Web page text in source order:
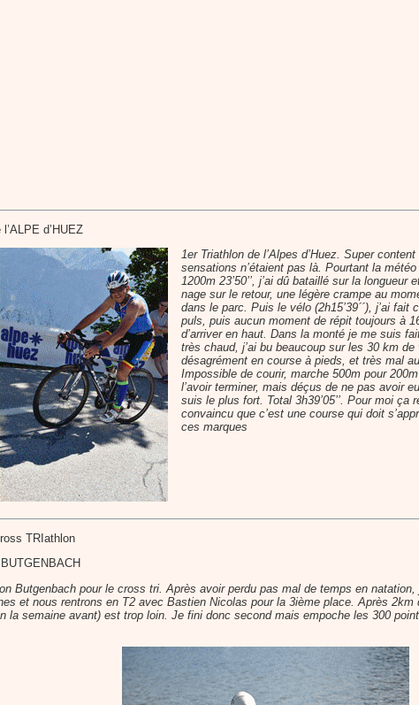
d’HUEZ
1er Triathlon de l’Alpes d’Huez. Super
sensations n’étaient pas là. Pourtant la
1200m 23’50’’, j’ai dû bataillé sur la
nage sur le retour, une légère crampe au
dans le parc. Puis le vélo (2h15’39´´), j’ai
puls, puis aucun moment de répit toujours à
d’arriver en haut. Dans la monté je me suis
très chaud, j’ai bu beaucoup sur les 30 km
désagrément en course à pieds, et très mal
Impossible de courir, marche 500m pour
l’avoir terminer, mais déçus de ne pas avoir
suis le plus fort. Total 3h39’05’’. Pour moi
convaincu que c’est une course qui doit
ces marques
TRIathlon
Butgenbach pour le cross tri. Après avoir perdu pas mal de temps en
et nous rentrons en T2 avec Bastien Nicolas pour la 3ième place. Après
la semaine avant) est trop loin. Je fini donc second mais empoche les 300